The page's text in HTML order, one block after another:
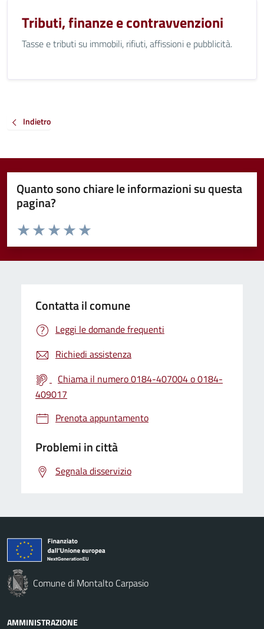
Tributi, finanze e contravvenzioni
Tasse e tributi su immobili, rifiuti, affissioni e pubblicità.
Indietro
Quanto sono chiare le informazioni su questa
pagina?
Valuta da 1 a 5 stelle la pagina
Valuta 5 stelle su 5
Valuta 4 stelle su 5
Valuta 3 stelle su 5
Valuta 2 stelle su 5
Valuta 1 stelle su 5
Contatta il comune
Leggi le domande frequenti
Richiedi assistenza
Chiama il numero 0184-407004 o 0184-
409017
Prenota appuntamento
Problemi in città
Segnala disservizio
Comune di Montalto Carpasio
AMMINISTRAZIONE